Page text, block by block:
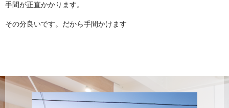
手間が正直かかります。
その分良いです。だから手間かけます